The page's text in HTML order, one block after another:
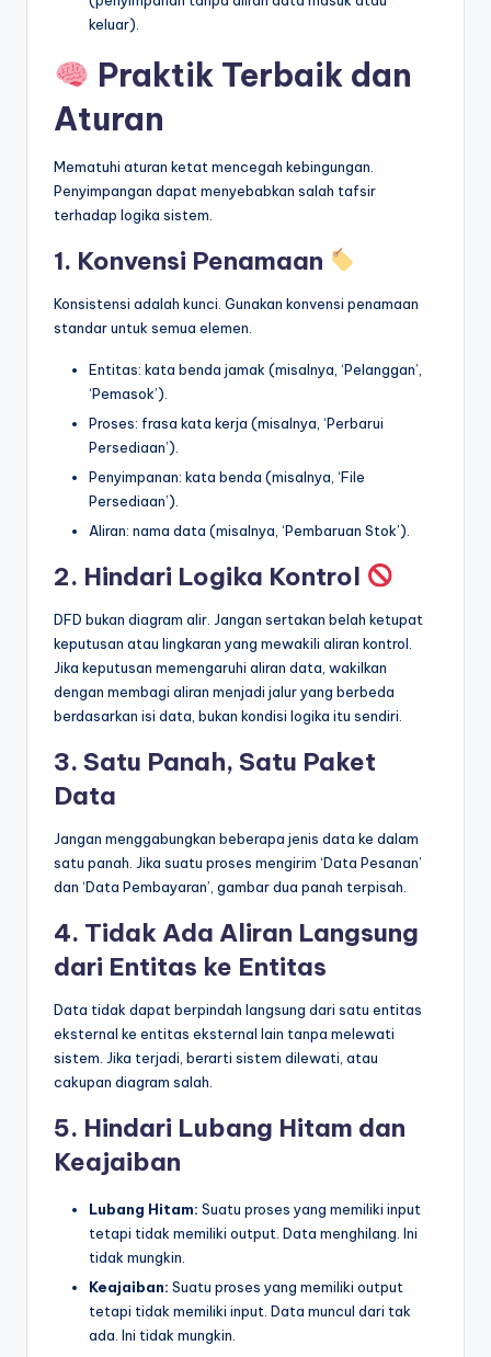
keluar).
Praktik Terbaik dan
Aturan
Mematuhi aturan ketat mencegah kebingungan.
Penyimpangan dapat menyebabkan salah tafsir
terhadap logika sistem.
1. Konvensi Penamaan
Konsistensi adalah kunci. Gunakan konvensi penamaan
standar untuk semua elemen.
Entitas: kata benda jamak (misalnya, ‘Pelanggan’,
‘Pemasok’).
Proses: frasa kata kerja (misalnya, ‘Perbarui
Persediaan’).
Penyimpanan: kata benda (misalnya, ‘File
Persediaan’).
Aliran: nama data (misalnya, ‘Pembaruan Stok’).
2. Hindari Logika Kontrol
DFD bukan diagram alir. Jangan sertakan belah ketupat
keputusan atau lingkaran yang mewakili aliran kontrol.
Jika keputusan memengaruhi aliran data, wakilkan
dengan membagi aliran menjadi jalur yang berbeda
berdasarkan isi data, bukan kondisi logika itu sendiri.
3. Satu Panah, Satu Paket
Data
Jangan menggabungkan beberapa jenis data ke dalam
satu panah. Jika suatu proses mengirim ‘Data Pesanan’
dan ‘Data Pembayaran’, gambar dua panah terpisah.
4. Tidak Ada Aliran Langsung
dari Entitas ke Entitas
Data tidak dapat berpindah langsung dari satu entitas
eksternal ke entitas eksternal lain tanpa melewati
sistem. Jika terjadi, berarti sistem dilewati, atau
cakupan diagram salah.
5. Hindari Lubang Hitam dan
Keajaiban
Lubang Hitam: Suatu proses yang memiliki input
tetapi tidak memiliki output. Data menghilang. Ini
tidak mungkin.
Keajaiban: Suatu proses yang memiliki output
tetapi tidak memiliki input. Data muncul dari tak
ada. Ini tidak mungkin.